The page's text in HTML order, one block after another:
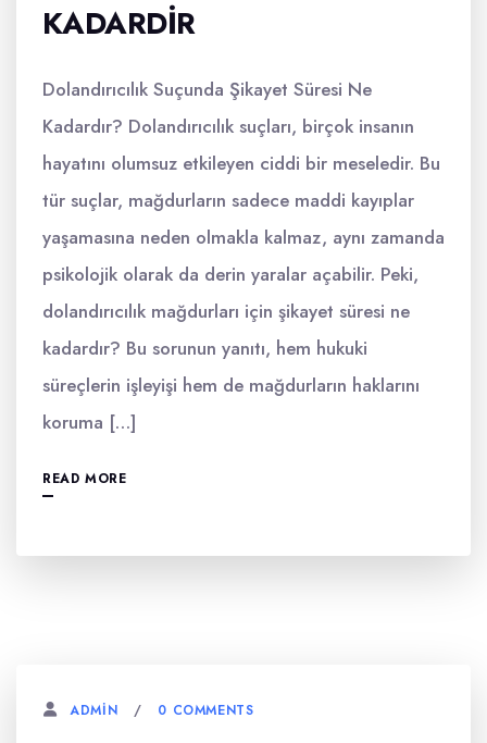
KADARDIR
Dolandırıcılık Suçunda Şikayet Süresi Ne
Kadardır? Dolandırıcılık suçları, birçok insanın
hayatını olumsuz etkileyen ciddi bir meseledir. Bu
tür suçlar, mağdurların sadece maddi kayıplar
yaşamasına neden olmakla kalmaz, aynı zamanda
psikolojik olarak da derin yaralar açabilir. Peki,
dolandırıcılık mağdurları için şikayet süresi ne
kadardır? Bu sorunun yanıtı, hem hukuki
süreçlerin işleyişi hem de mağdurların haklarını
koruma […]
READ MORE
ADMIN 0 COMMENTS